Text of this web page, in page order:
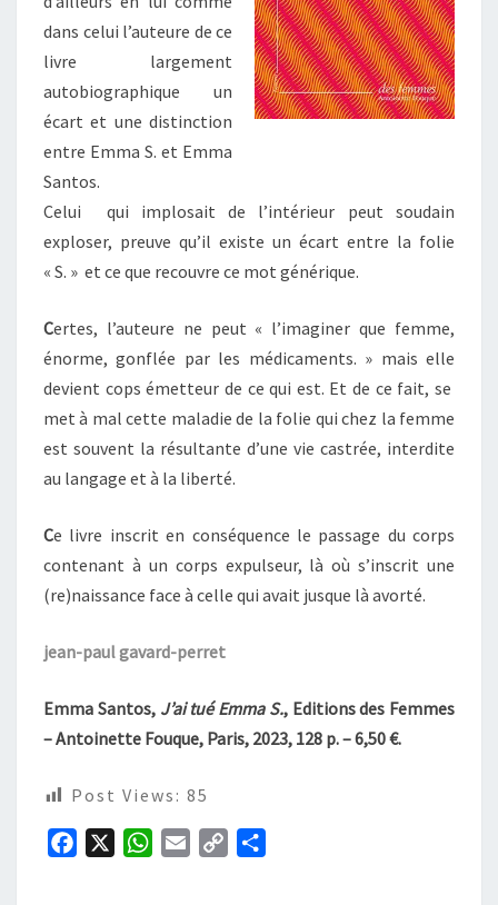
dans celui l’auteure de ce
livre largement
autobiographique un
écart et une distinction
entre Emma S. et Emma
Santos.
Celui qui implosait de l’intérieur peut soudain
exploser, preuve qu’il existe un écart entre la folie
« S. » et ce que recouvre ce mot générique.
Certes, l’auteure ne peut « l’imaginer que femme,
énorme, gonflée par les médicaments. » mais elle
devient cops émetteur de ce qui est. Et de ce fait, se
met à mal cette maladie de la folie qui chez la femme
est souvent la résultante d’une vie castrée, interdite
au langage et à la liberté.
Ce livre inscrit en conséquence le passage du corps
contenant à un corps expulseur, là où s’inscrit une
(re)naissance face à celle qui avait jusque là avorté.
jean-paul gavard-perret
Emma Santos, J’ai tué Emma S., Editions des Femmes
– Antoinette Fouque, Paris, 2023, 128 p. – 6,50 €.
Post Views: 85
W